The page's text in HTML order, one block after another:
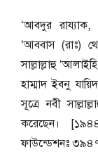
‘আবদুর
‘আববাস (রাঃ)
সাল্লাল্লাহু
হাম্মাদ ইবনু
সূত্রে নবী
করেছেন।
ফাউন্ডেশনঃ